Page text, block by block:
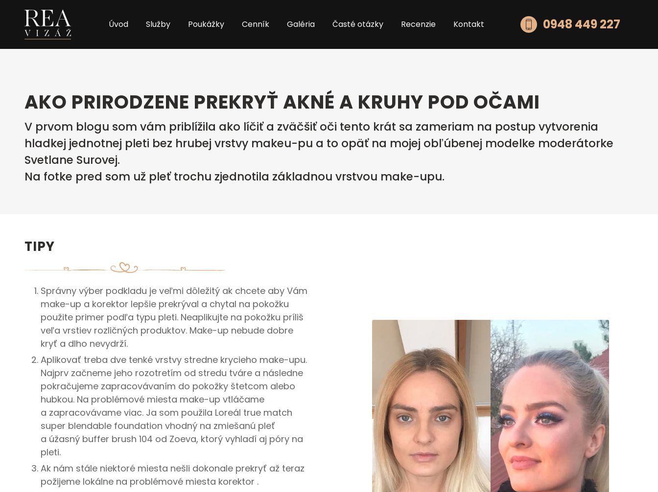
Úvod Služby Poukážky Cenník Galéria Časté otázky Recenzie Kontakt 0948 449 227
AKO PRIRODZENE PREKRYŤ AKNÉ A KRUHY POD OČAMI
V prvom blogu som vám priblížila ako líčiť a zväčšiť oči tento krát sa zameriam na postup vytvorenia
hladkej jednotnej pleti bez hrubej vrstvy makeu-pu a to opäť na mojej obľúbenej modelke moderátorke
Svetlane Surovej.
Na fotke pred som už pleť trochu zjednotila základnou vrstvou make-upu.
TIPY
Správny výber podkladu je veľmi dôležitý ak chcete aby Vám
make-up a korektor lepšie prekrýval a chytal na pokožku
použite primer podľa typu pleti. Neaplikujte na pokožku príliš
veľa vrstiev rozličných produktov. Make-up nebude dobre
kryť a dlho nevydrží.
Aplikovať treba dve tenké vrstvy stredne krycieho make-upu.
Najprv začneme jeho rozotretím od stredu tváre a následne
pokračujeme zapracovávaním do pokožky štetcom alebo
hubkou. Na problémové miesta make-up vtláčame
a zapracovávame viac. Ja som použila Loreál true match
super blendable foundation vhodný na zmiešanú pleť
a úžasný buffer brush 104 od Zoeva, ktorý vyhladí aj póry na
pleti.
Ak nám stále niektoré miesta nešli dokonale prekryť až teraz
požijeme lokálne na problémové miesta korektor .